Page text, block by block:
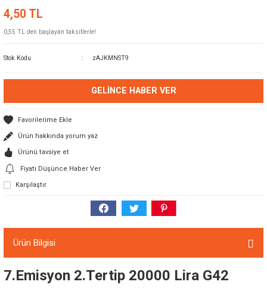
4,50 TL
0,55 TL den başlayan taksitlerle!
Stok Kodu zAJKMNST9
GELINCE HABER VER
Ürün hakkında yorum yaz
Ürünü tavsiye et
Fiyatı Düşünce Haber Ver
Karşılaştır
Ürün Bilgisi
7.Emisyon 2.Tertip 20000 Lira G42